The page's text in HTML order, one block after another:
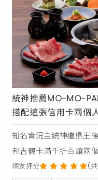
統神推薦MO-MO-
搭配這張信用卡兩個
知名實況主統神繼鼎王
邦吉鶴卡滿千折百讓兩
飽，連MOMO官方都親
網友評分 (